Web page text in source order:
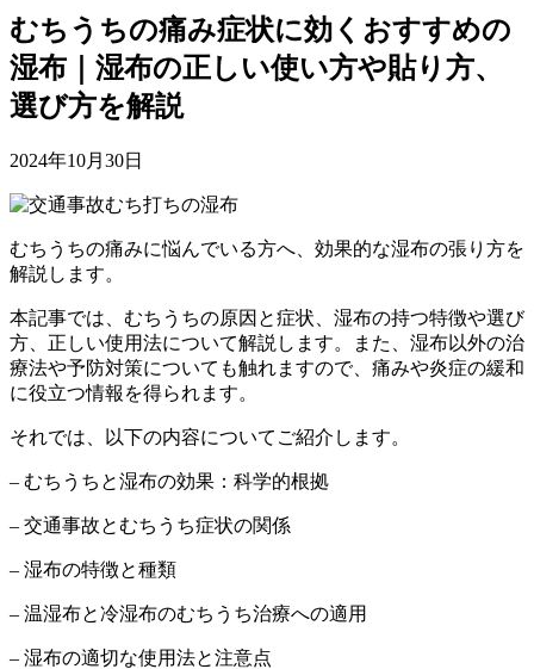
むちうちの痛み症状に効くおすすめの
湿布｜湿布の正しい使い方や貼り方、
選び方を解説
2024年10月30日
むちうちの痛みに悩んでいる方へ、効果的な湿布の張り方を
解説します。
本記事では、むちうちの原因と症状、湿布の持つ特徴や選び
方、正しい使用法について解説します。また、湿布以外の治
療法や予防対策についても触れますので、痛みや炎症の緩和
に役立つ情報を得られます。
それでは、以下の内容についてご紹介します。
– むちうちと湿布の効果：科学的根拠
– 交通事故とむちうち症状の関係
– 湿布の特徴と種類
– 温湿布と冷湿布のむちうち治療への適用
– 湿布の適切な使用法と注意点